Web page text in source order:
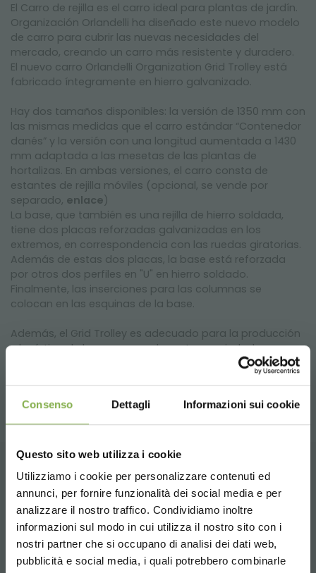
Consenso Dettagli Informazioni sui cookie
Questo sito web utilizza i cookie
Utilizziamo i cookie per personalizzare contenuti ed
annunci, per fornire funzionalità dei social media e per
analizzare il nostro traffico. Condividiamo inoltre
informazioni sul modo in cui utilizza il nostro sito con i
nostri partner che si occupano di analisi dei dati web,
pubblicità e social media, i quali potrebbero combinarle
El Carro de rejilla es el carro ideal para plantas de jardín.
Organización Orlandelli ha diseñado este nuevo modelo
de carro para cubrir las nuevas necesidades del
mercado, creando un carro más resistente y duradero.
El nuevo carro Orlandelli Organization Grid Trolley está
fabricado íntegramente en hierro galvanizado.
Hay dos tamaños disponibles: la versión de 1350 mm con
las mismas medidas que el carro estándar “Contenedor
danés” y la versión con una longitud aumentada a 1430
mm adaptada a las mesetas de las plantas de
hortalizas. En ambas versiones, el carro consta de
estantes de rejilla móviles (opcional, se vende por
separado, enlace)
La base, que también es una rejilla de hierro soldada,
tiene dos placas reforzadas galvanizadas en los
extremos, en correspondencia con las ruedas giratorias.
Además de estas dos placas, la base está reforzada
por otros dos perfiles en "U" en hierro soldado.
Finalmente, las inserciones para las columnas se
colocan en las esquinas de la base.
Además, el Grid Trolley es adecuado para la producción
y logística de hongos y muchas otras variedades.
PRODUCTOS RELACIONADOS
Una selección de los mejores productos a la
venta en orlandelli.it
DESCARGAR